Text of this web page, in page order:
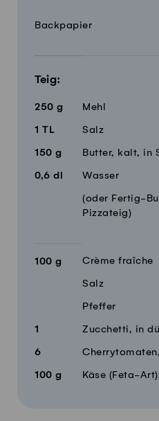
MengeZutaten
Backpapier
Teig:
250 g Mehl
1 TL Salz
150 g Butter, kalt, in
0,6 dl Wasser
(oder Fertig-
Pizzateig)
100 g Crème fraîche
Salz
Pfeffer
1 Zucchetti, in
6
100 g Käse (Feta-